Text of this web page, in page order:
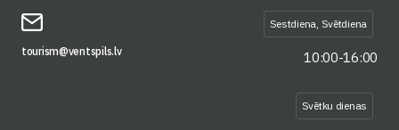
tourism@ventspils.lv
Sestdiena, Svētdiena
10:00-16:00
Svētku dienas